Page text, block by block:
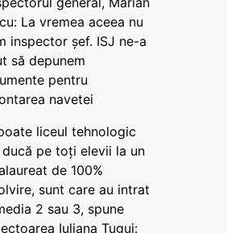
La vremea aceea nu
inspector șef. ISJ ne-a
să depunem
pentru
navetei
liceul tehnologic
pe toți elevii la un
de 100%
sunt care au intrat
2 sau 3, spune
Iuliana Țugui: